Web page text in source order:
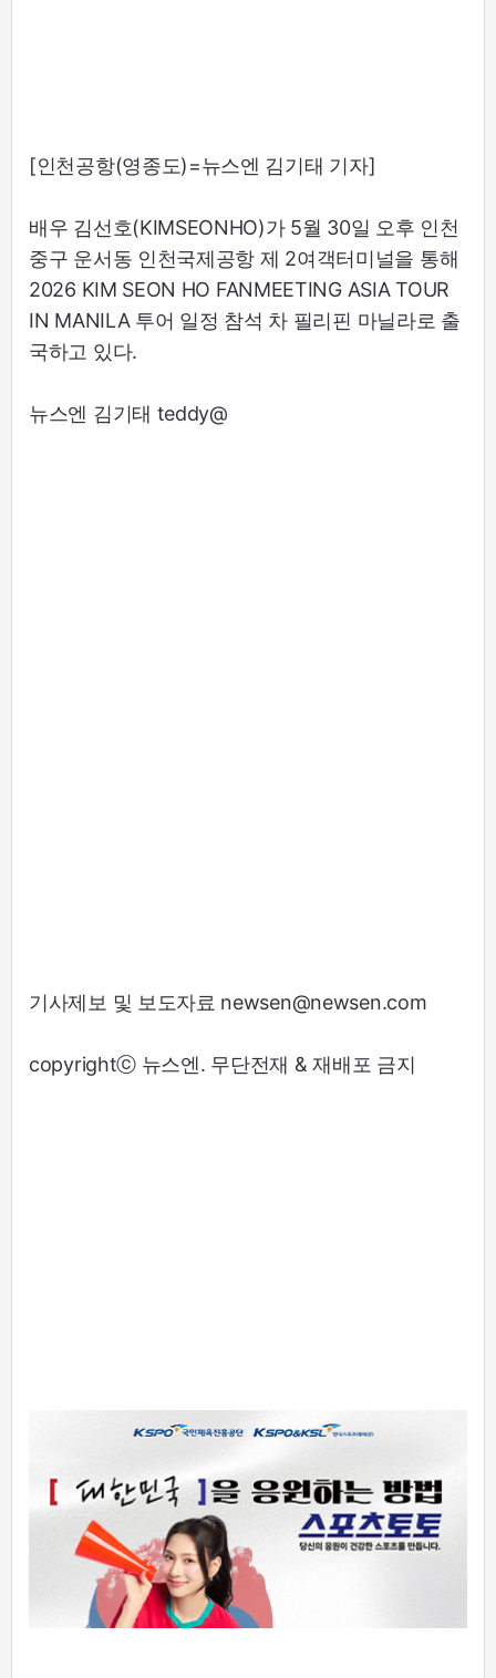
[인천공항(영종도)=뉴스엔 김기태 기자]
배우 김선호(KIMSEONHO)가 5월 30일 오후 인천
중구 운서동 인천국제공항 제 2여객터미널을 통해
2026 KIM SEON HO FANMEETING ASIA TOUR
IN MANILA 투어 일정 참석 차 필리핀 마닐라로 출
국하고 있다.
뉴스엔 김기태 teddy@
기사제보 및 보도자료 newsen@newsen.com
copyrightⓒ 뉴스엔. 무단전재 & 재배포 금지